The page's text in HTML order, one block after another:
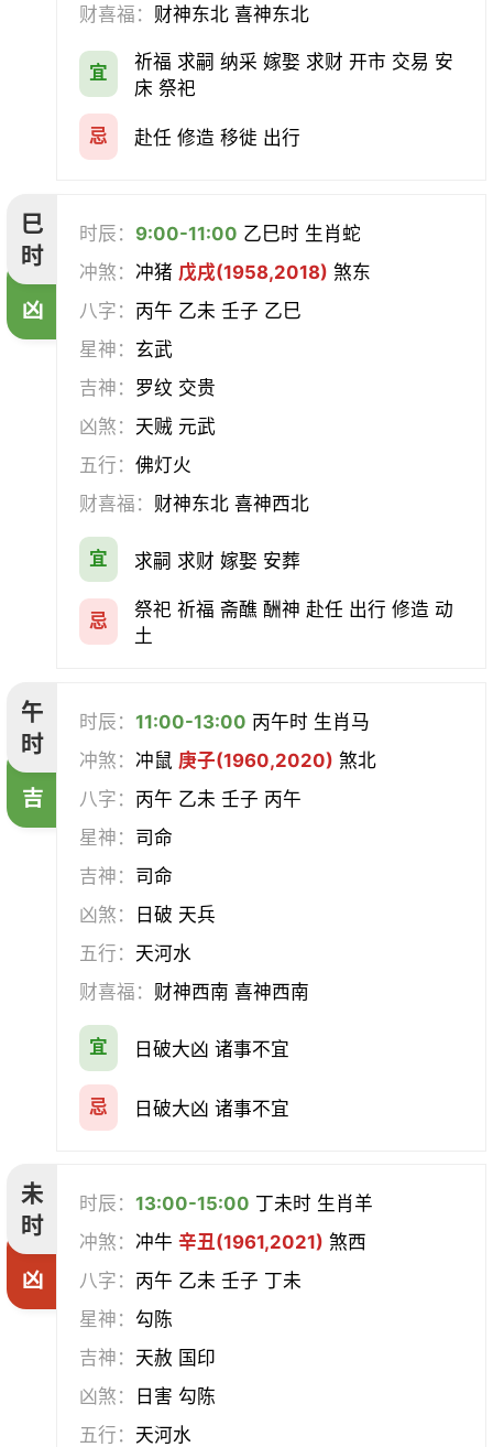
财喜福： 财神东北 喜神东北
宜
祈福 求嗣 纳采 嫁娶 求财 开市 交易 安
床 祭祀
忌 赴任 修造 移徙 出行
巳
时
凶
时辰： 9:00-11:00 乙巳时 生肖蛇
冲煞：冲猪 戊戌(1958,2018) 煞东
八字： 丙午 乙未 壬子 乙巳
星神： 玄武
吉神： 罗纹 交贵
凶煞： 天贼 元武
五行：佛灯火
财喜福： 财神东北 喜神西北
宜 求嗣 求财 嫁娶 安葬
忌
祭祀 祈福 斋醮 酬神 赴任 出行 修造 动
土
午
时
吉
时辰：11:00-13:00 丙午时 生肖马
冲煞：冲鼠 庚子(1960,2020) 煞北
八字： 丙午 乙未 壬子 丙午
星神： 司命
吉神： 司命
凶煞：
日破 天兵
五行： 天河水
财喜福： 财神西南 喜神西南
宜 日破大凶 诸事不宜
忌 日破大凶 诸事不宜
未
时
凶
时辰：13:00-15:00 丁未时 生肖羊
冲煞：冲牛辛丑(1961,2021) 煞西
八字： 丙午 乙未 壬子 丁未
星神： 勾陈
吉神： 天赦 国印
凶煞：
日害 勾陈
五行： 天河水